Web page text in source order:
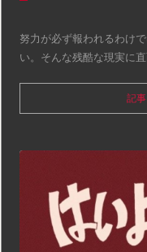
努力が必ず報われるわけ
い。そんな残酷な現実に
記